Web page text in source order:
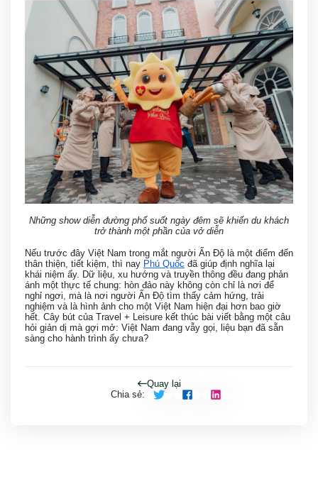
Những show diễn đường phố suốt ngày đêm sẽ khiến du khách
trở thành một phần của vở diễn
Nếu trước đây Việt Nam trong mắt người Ấn Độ là một điểm đến
thân thiện, tiết kiệm, thì nay Phú Quốc đã giúp định nghĩa lại
khái niệm ấy. Dữ liệu, xu hướng và truyền thông đều đang phản
ánh một thực tế chung: hòn đảo này không còn chỉ là nơi để
nghỉ ngơi, mà là nơi người Ấn Độ tìm thấy cảm hứng, trải
nghiệm và là hình ảnh cho một Việt Nam hiện đại hơn bao giờ
hết. Cây bút của Travel + Leisure kết thúc bài viết bằng một câu
hỏi giản dị mà gợi mở: Việt Nam đang vẫy gọi, liệu bạn đã sẵn
sàng cho hành trình ấy chưa?
Quay lại
Chia sẻ: